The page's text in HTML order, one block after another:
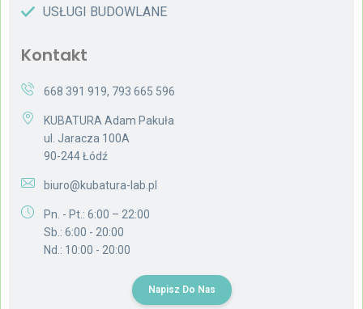
USŁUGI BUDOWLANE
Kontakt
668 391 919, 793 665 596
KUBATURA Adam Pakuła
ul. Jaracza 100A
90-244 Łódź
biuro@kubatura-lab.pl
Pn. - Pt.: 6:00 – 22:00
Sb.: 6:00 - 20:00
Nd.: 10:00 - 20:00
Napisz Do Nas